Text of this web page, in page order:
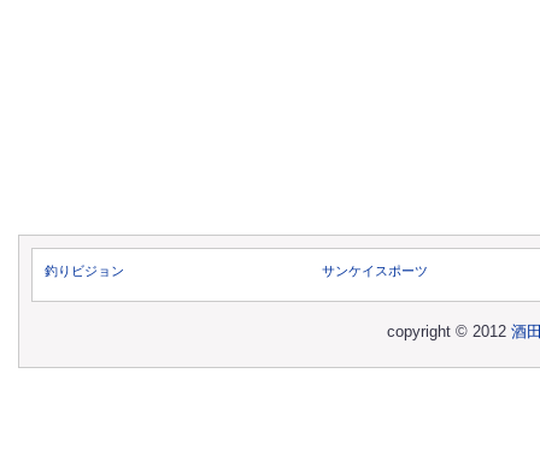
釣りビジョン サンケイスポーツ
copyright © 2012 酒